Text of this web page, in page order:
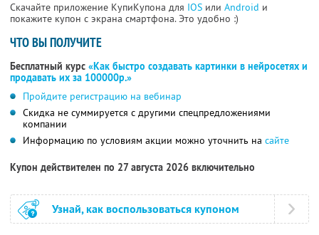
Скачайте приложение КупиКупона для IOS или Android и
покажите купон с экрана смартфона. Это удобно :)
ЧТО ВЫ ПОЛУЧИТЕ
Бесплатный курс «Как быстро создавать картинки в нейросетях и
продавать их за 100000р.»
Пройдите регистрацию на вебинар
Скидка не суммируется с другими спецпредложениями
компании
Информацию по условиям акции можно уточнить на сайте
Купон действителен по 27 августа 2026 включительно
Узнай, как воспользоваться купоном